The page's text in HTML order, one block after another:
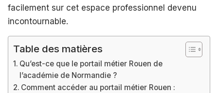
facilement sur cet espace professionnel devenu
incontournable.
Table des matières
Qu’est-ce que le portail métier Rouen de
l’académie de Normandie ?
Comment accéder au portail métier Rouen :